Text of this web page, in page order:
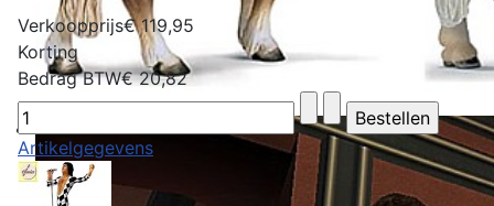
Verkoopprijs€ 119,95
Korting
Bedrag BTW€ 20,82
Artikelgegevens